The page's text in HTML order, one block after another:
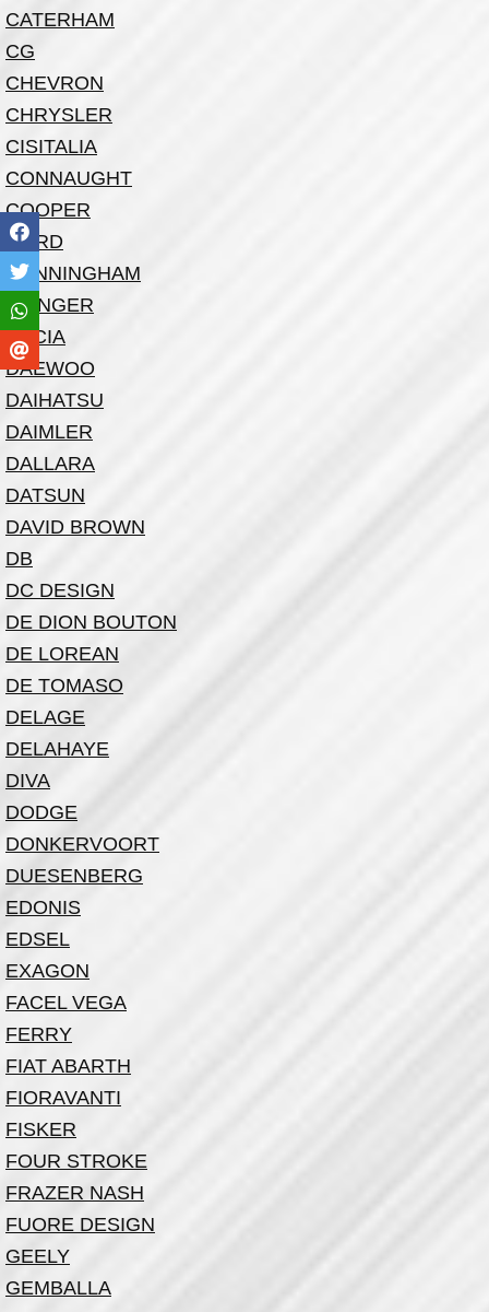
CATERHAM
CG
CHEVRON
CHRYSLER
CISITALIA
CONNAUGHT
COOPER
CORD
CUNNINGHAM
CZINGER
DACIA
DAEWOO
DAIHATSU
DAIMLER
DALLARA
DATSUN
DAVID BROWN
DB
DC DESIGN
DE DION BOUTON
DE LOREAN
DE TOMASO
DELAGE
DELAHAYE
DIVA
DODGE
DONKERVOORT
DUESENBERG
EDONIS
EDSEL
EXAGON
FACEL VEGA
FERRY
FIAT ABARTH
FIORAVANTI
FISKER
FOUR STROKE
FRAZER NASH
FUORE DESIGN
GEELY
GEMBALLA